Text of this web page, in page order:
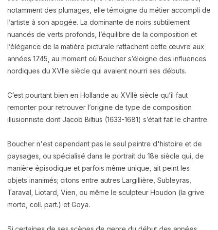
notamment des plumages, elle témoigne du métier accompli de
l’artiste à son apogée. La dominante de noirs subtilement
nuancés de verts profonds, l’équilibre de la composition et
l’élégance de la matière picturale rattachent cette œuvre aux
années 1745, au moment où Boucher s’éloigne des influences
nordiques du XVIIe siècle qui avaient nourri ses débuts.
C’est pourtant bien en Hollande au XVIIè siècle qu’il faut
remonter pour retrouver l’origine de type de composition
illusionniste dont Jacob Biltius (1633-1681) s’était fait le chantre.
Boucher n'est cependant pas le seul peintre d'histoire et de
paysages, ou spécialisé dans le portrait du 18e siècle qui, de
manière épisodique et parfois même unique, ait peint les
objets inanimés; citons entre autres Largillière, Subleyras,
Taraval, Liotard, Vien, ou même le sculpteur Houdon (la grive
morte, coll. part.) et Goya.